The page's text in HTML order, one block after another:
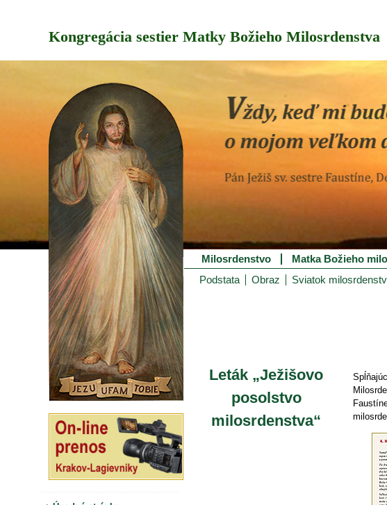
Kongregácia sestier Matky Božieho Milosrdenstva
Milosrdenstvo Matka Božieho
Podstata
Obraz Sviatok
Leták „Ježišovo
posolstvo
milosrdenstva“